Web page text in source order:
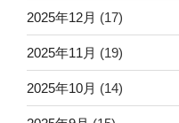
2025年12月 (17)
2025年11月 (19)
2025年10月 (14)